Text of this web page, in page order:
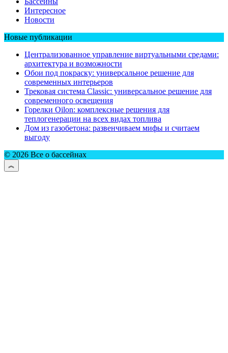
Интересное
Новости
Новые публикации
Централизованное управление виртуальными средами:
архитектура и возможности
Обои под покраску: универсальное решение для
современных интерьеров
Трековая система Classic: универсальное решение для
современного освещения
Горелки Oilon: комплексные решения для
теплогенерации на всех видах топлива
Дом из газобетона: развенчиваем мифы и считаем
выгоду
© 2026 Все о бассейнах